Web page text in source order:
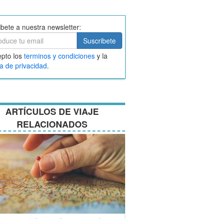
a nuestra newsletter:
Suscribete
los terminos y condiciones y la
de privacidad.
ARTÍCULOS DE VIAJE
RELACIONADOS